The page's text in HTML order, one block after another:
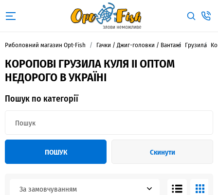
Риболовний магазин Opt-Fish Гачки / Джиг-головки / Вантажі Грузила
КОРОПОВІ ГРУЗИЛА КУЛЯ II ОПТОМ
НЕДОРОГО В УКРАЇНІ
Пошук по категорії
ПОШУК Скинути
За замовчуванням